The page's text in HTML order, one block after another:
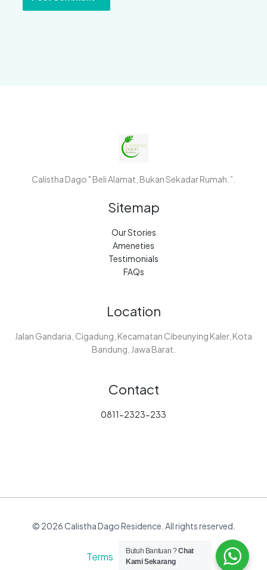
Calistha Dago " Beli Alamat, Bukan Sekadar Rumah.”.
Sitemap
Our Stories
Ameneties
Testimonials
FAQs
Location
Jalan Gandaria, Cigadung, Kecamatan Cibeunying Kaler, Kota
Bandung, Jawa Barat.
Contact
0811-2323-233
© 2026 Calistha Dago Residence. All rights reserved.
Terms Privacy
Butuh Bantuan ?Chat
Kami Sekarang